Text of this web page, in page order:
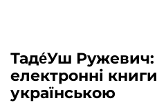
Таде́Уш Ружевич:
електронні книги
українською